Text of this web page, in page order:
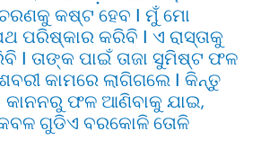
କଷ୍ଟ ହେବ Ι ମୁଁ ମୋ
ପରିଷ୍କାର କରିବି Ι ଏ ରାସ୍ତାକୁ
Ι ତାଙ୍କ ପାଇଁ ତାଜା ସୁମିଷ୍ଟ ଫଳ
କାମରେ ଲାଗିଗଲେ Ι କିନ୍ତୁ
କାନନରୁ ଫଳ ଆଣିବାକୁ ଯାଇ,
ଗୁଡିଏ ବରକୋଳି ତୋଳି